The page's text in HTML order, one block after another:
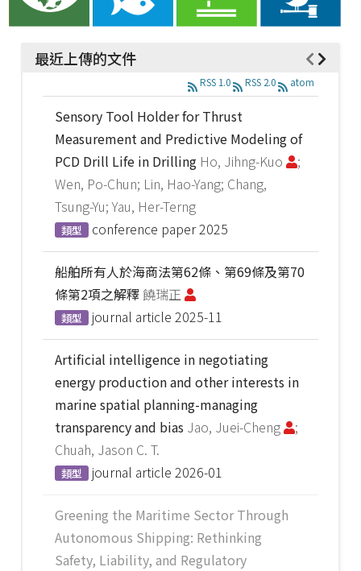
最近上傳的文件
RSS 1.0 RSS 2.0 atom
Sensory Tool Holder for Thrust
Measurement and Predictive Modeling of
PCD Drill Life in Drilling Ho, Jihng-Kuo
;
Wen, Po-Chun; Lin, Hao-Yang; Chang,
Tsung-Yu; Yau, Her-Terng
類型 conference paper2025
船舶所有人於海商法第62條、第69條及第70
條第2項之解釋饒瑞正
類型 journal article 2025-11
Artificial intelligence in negotiating
energy production and other interests in
marine spatial planning-managing
transparency and bias Jao, Juei-Cheng
;
Chuah, Jason C. T.
類型 journal article 2026-01
Greening the Maritime Sector Through
Autonomous Shipping: Rethinking
Safety, Liability, and Regulatory